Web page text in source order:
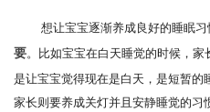
想让宝宝逐渐养成良好的睡眠习
要。比如宝宝在白天睡觉的时候，
是让宝宝觉得现在是白天，是短暂的
家长则要养成关灯并且安静睡觉的